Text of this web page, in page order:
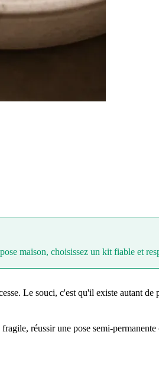
maison, choisissez un kit fiable et
Le souci, c'est qu'il existe autant de
réussir une pose semi-